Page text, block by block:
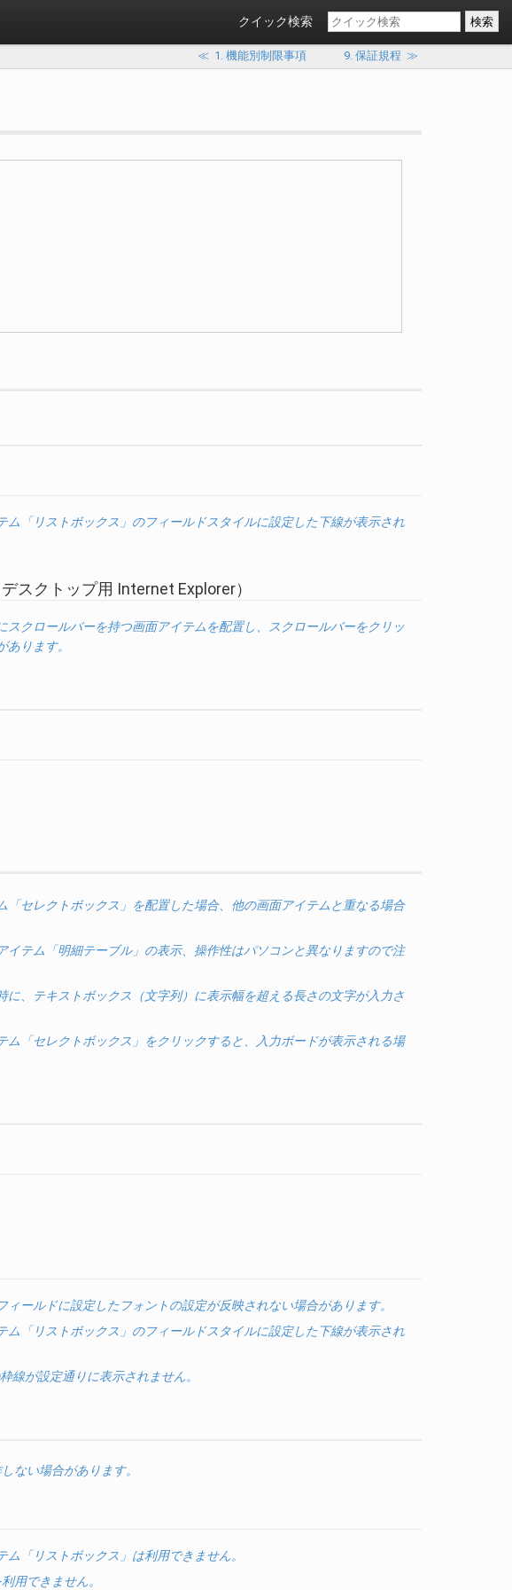
クイック検索
≪ 1. 機能別制限事項 9. 保証規程 ≫
「リストボックス」のフィールドスタイルに設定した下線が表示され
スクトップ用 Internet Explorer）
クロールバーを持つ画面アイテムを配置し、スクロールバーをクリッ
ります。
セレクトボックス」を配置した場合、他の画面アイテムと重なる場合
テム「明細テーブル」の表示、操作性はパソコンと異なりますので注
、テキストボックス（文字列）に表示幅を超える長さの文字が入力さ
「セレクトボックス」をクリックすると、入力ボードが表示される場
ールドに設定したフォントの設定が反映されない場合があります。
「リストボックス」のフィールドスタイルに設定した下線が表示され
線が設定通りに表示されません。
ない場合があります。
「リストボックス」は利用できません。
用できません。